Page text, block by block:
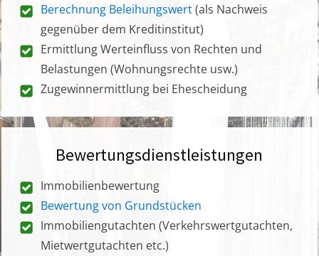
Berechnung Beleihungswert(als Nachweis
gegenüber dem Kreditinstitut)
Ermittlung Werteinfluss von Rechten und
Belastungen (Wohnungsrechte usw.)
Zugewinnermittlung bei Ehescheidung
Bewertungsdienstleistungen
Immobilienbewertung
Bewertung von Grundstücken
Immobiliengutachten (Verkehrswertgutachten,
Mietwertgutachten etc.)